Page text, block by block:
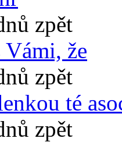
zpět
Vámi, že
zpět
té
zpět